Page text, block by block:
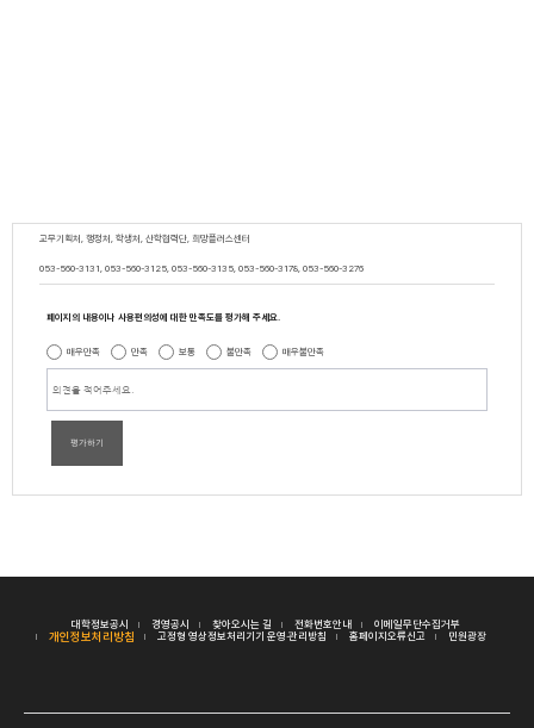
교무기획처, 행정처, 학생처, 산학협력단, 희망플러스센터
053-560-3131, 053-560-3125, 053-560-3135, 053-560-3178, 053-560-3276
페이지의 내용이나 사용편의성에 대한 만족도를 평가해 주세요.
매우만족 만족 보통 불만족 매우불만족
평가하기
대학정보공시 경영공시 찾아오시는 길 전화번호안내 이메일무단수집거부
개인정보처리방침 고정형 영상정보처리기기 운영·관리방침 홈페이지오류신고 민원광장